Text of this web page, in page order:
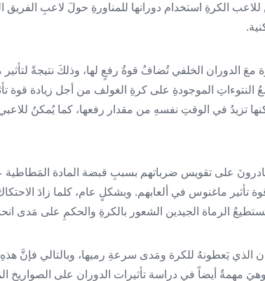
الكرةِ استخدام دورانها للمناورةِ حولَ لاعبِ الفريق
الدوران الخلفي تُضافُ قوةُ رفعٍ لها، وذلكَ نتيجةً لتأثير
النتوءاتِ الموجودةِ على كرةِ الغولف من أجل زيادة قوة
تزيدُ في الوقتِ نفسهِ من مقدار رفعها، كما يُمكنُ للاعبي
على تقويس ضرباتهم بسببِ قبضة المادة
تأثير ماغنوس في ألعابهم. وبشكلٍ عام، كلما زادَ
الرماة الجيدين الشعور بالكرةِ والحكمِ على مَدى
الذي يَعطونهُ للكرة ومَدى سرعةِ رميها، وبالتالي فإنَّ
مهمةٌ أيضاً في دراسة تأثيرات الدوران على الصواريخ